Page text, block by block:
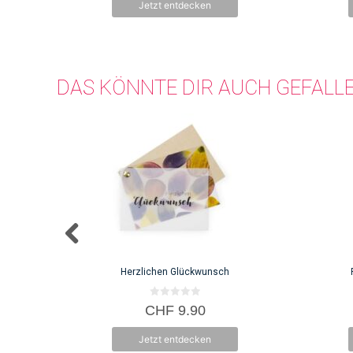
5
Jetzt entdecken
DAS KÖNNTE DIR AUCH
Herzlichen Glückwunsch
0
v
5
CHF9.90
Jetzt entdecken